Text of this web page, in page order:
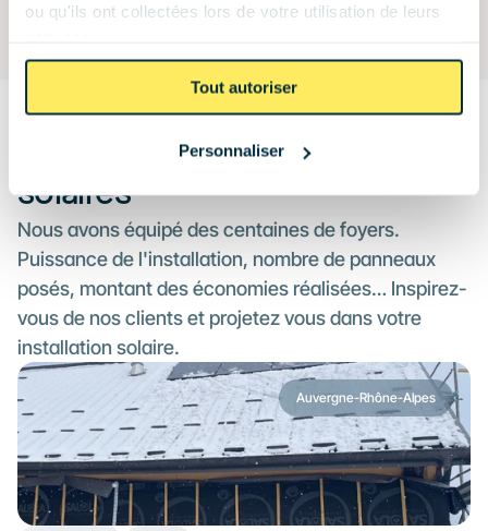
ou qu'ils ont collectées lors de votre utilisation de leurs
Tout autoriser
Personnaliser
Nos autres installations
solaires
Nous avons équipé des centaines de foyers.
Puissance de l'installation, nombre de panneaux
posés, montant des économies réalisées… Inspirez-
vous de nos clients et projetez vous dans votre
installation solaire.
Auvergne-Rhône-Alpes